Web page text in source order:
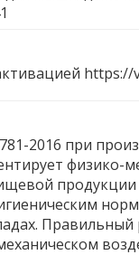
https://
2016 при
Правильный